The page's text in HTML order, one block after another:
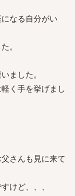
なる自分がい
。
ました。
く手を挙げまし
さんも見に来て
けど、、、